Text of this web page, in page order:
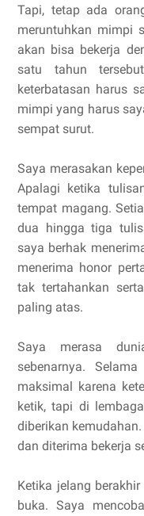
Tapi, tetap ada
meruntuhkan mimpi
akan bisa bekerja
satu tahun
keterbatasan harus
mimpi yang harus
sempat surut.
Saya merasakan
Apalagi ketika
tempat magang.
dua hingga tiga
saya berhak
menerima honor
tak tertahankan
paling atas.
Saya merasa
sebenarnya.
maksimal karena
ketik, tapi di
diberikan
dan diterima bekerja
Ketika jelang
buka. Saya